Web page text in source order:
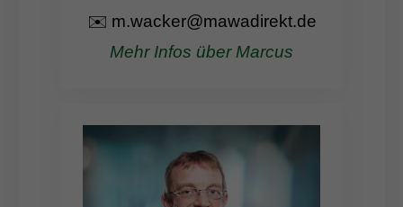
✉️ m.wacker@mawadirekt.de
Mehr Infos über Marcus